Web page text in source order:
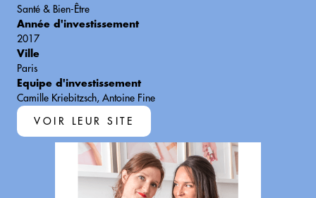
Santé & Bien-Être
Année d'investissement
2017
Ville
Paris
Equipe d'investissement
Camille Kriebitzsch, Antoine Fine
VOIR LEUR SITE